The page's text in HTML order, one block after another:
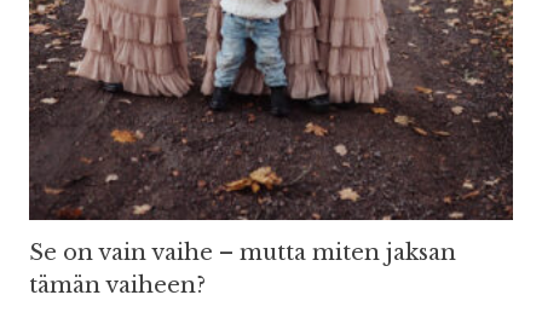
Se on vain vaihe – mutta miten jaksan
tämän vaiheen?